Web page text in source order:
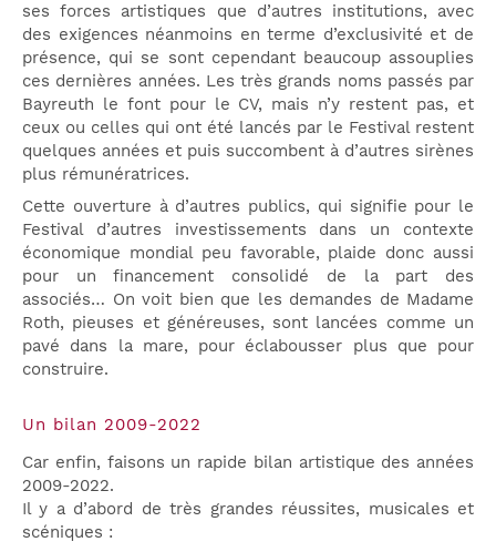
ses forces artistiques que d’autres institutions, avec
des exigences néanmoins en terme d’exclusivité et de
présence, qui se sont cependant beaucoup assouplies
ces dernières années. Les très grands noms passés par
Bayreuth le font pour le CV, mais n’y restent pas, et
ceux ou celles qui ont été lancés par le Festival restent
quelques années et puis succombent à d’autres sirènes
plus rémunératrices.
Cette ouverture à d’autres publics, qui signifie pour le
Festival d’autres investissements dans un contexte
économique mondial peu favorable, plaide donc aussi
pour un financement consolidé de la part des
associés… On voit bien que les demandes de Madame
Roth, pieuses et généreuses, sont lancées comme un
pavé dans la mare, pour éclabousser plus que pour
construire.
Un bilan 2009-2022
Car enfin, faisons un rapide bilan artistique des années
2009-2022.
Il y a d’abord de très grandes réussites, musicales et
scéniques :